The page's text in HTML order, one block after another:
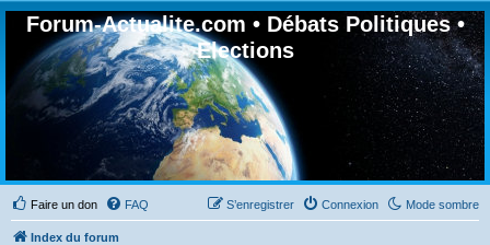
Forum-Actualite.com • Débats Politiques •
Elections
Faire un don Mode sombre
FAQ Connexion
S’enregistrer
Index du forum